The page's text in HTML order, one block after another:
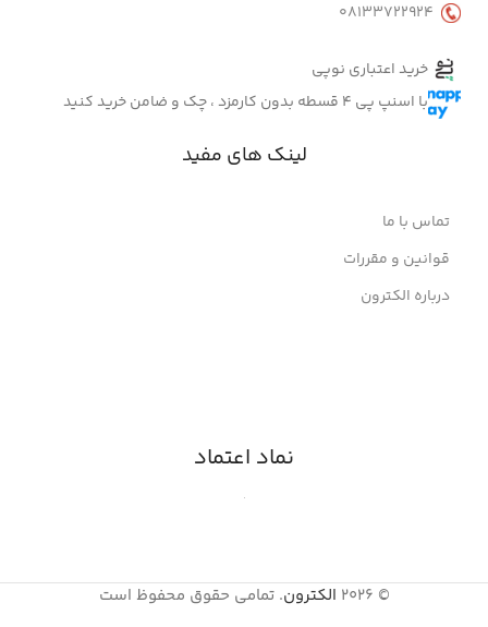
08133722924
خرید اعتباری نوپی
با اسنپ پی 4 قسطه بدون کارمزد ، چک و ضامن خرید کنید
لینک های مفید
تماس با ما
قوانین و مقررات
درباره الکترون
نماد اعتماد
© 2026 الکترون. تمامی حقوق محفوظ است